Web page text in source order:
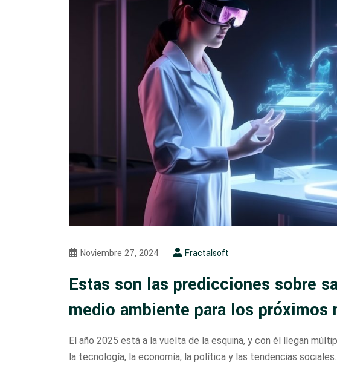
Noviembre 27, 2024 Fractalsoft
Estas son las predicciones sobre
medio ambiente para los próximos
El año 2025 está a la vuelta de la esquina, y con él llegan
la tecnología, la economía, la política y las tendencias